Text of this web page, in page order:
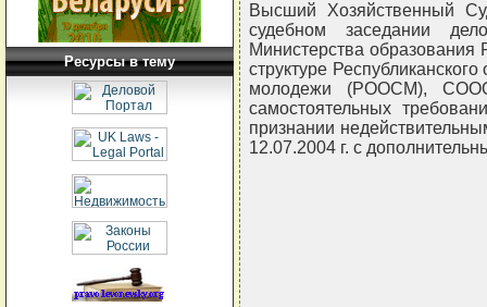
Ресурсы в тему
Высший Хозяйственный
судебном заседании
Министерства образования
структуре
молодежи (РООСМ),
самостоятельных
признании
12.07.2004 г. с